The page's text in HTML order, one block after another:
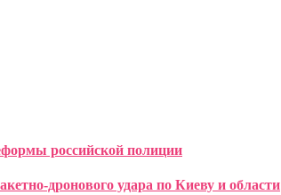
российской полиции
дронового удара по Киеву и области